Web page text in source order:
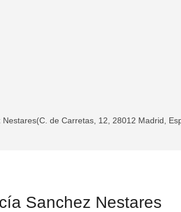
de Carretas, 12, 28012 Madrid,
Sanchez Nestares